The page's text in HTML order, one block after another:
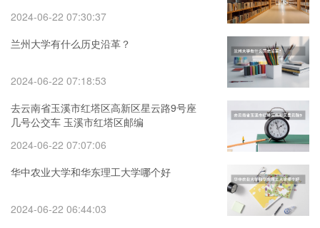
2024-06-22 07:30:37
兰州大学有什么历史沿革？
2024-06-22 07:18:53
去云南省玉溪市红塔区高新区星云路9号座
几号公交车 玉溪市红塔区邮编
2024-06-22 07:07:06
华中农业大学和华东理工大学哪个好
2024-06-22 06:44:03